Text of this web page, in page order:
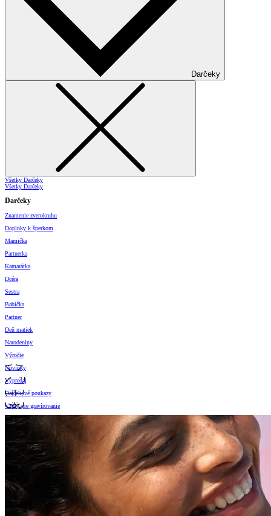
Darčeky
Všetky Darčeky
Všetky Darčeky
Darčeky
Znamenie zverokruhu
Doplnky k šperkom
Mamička
Partnerka
Kamarátka
Dcéra
Sestra
Babička
Partner
Deň matiek
Narodeniny
Výročie
Novinky
Výpredaj
Darčekové poukazy
Vzory pre gravírovanie